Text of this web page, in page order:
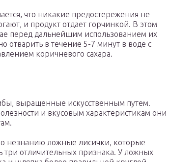
что никакие предостережения не
и продукт отдает горчинкой. В этом
перед дальнейшим использованием их
отварить в течение 5-7 минут в воде с
коричневого сахара.
выращенные искусственным путем.
и вкусовым характеристикам они
незнанию ложные лисички, которые
отличительных признака. У ложных